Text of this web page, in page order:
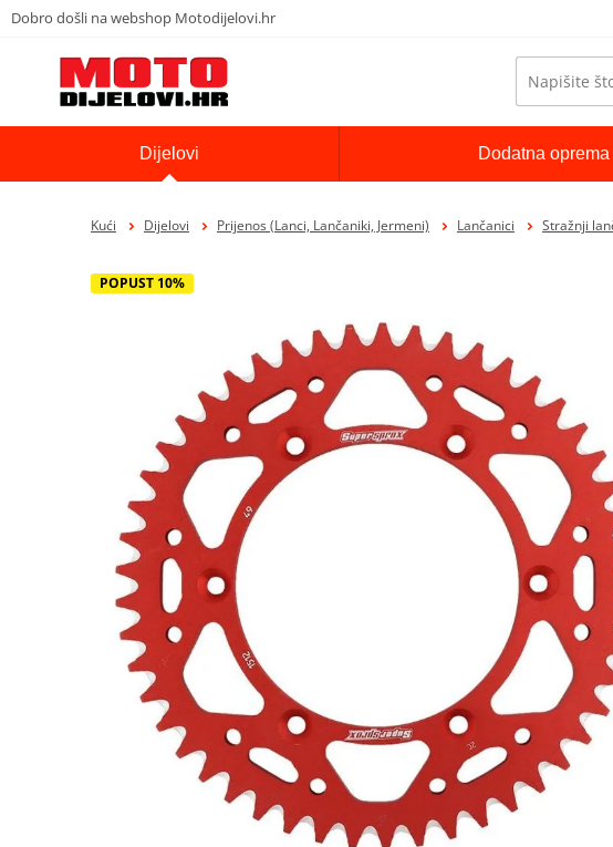
Dobro došli na webshop Motodijelovi.hr
Dijelovi Dodatna oprema
Kući Dijelovi Prijenos (Lanci, Lančaniki, Jermeni) Lančanici Stražnji
POPUST 10%